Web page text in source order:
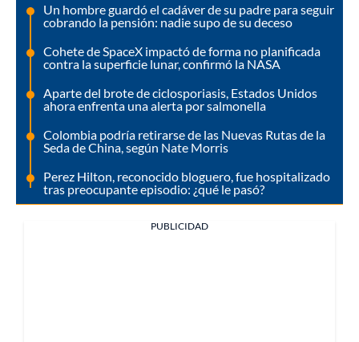
Un hombre guardó el cadáver de su padre para seguir
cobrando la pensión: nadie supo de su deceso
Cohete de SpaceX impactó de forma no planificada
contra la superficie lunar, confirmó la NASA
Aparte del brote de ciclosporiasis, Estados Unidos
ahora enfrenta una alerta por salmonella
Colombia podría retirarse de las Nuevas Rutas de la
Seda de China, según Nate Morris
Perez Hilton, reconocido bloguero, fue hospitalizado
tras preocupante episodio: ¿qué le pasó?
PUBLICIDAD